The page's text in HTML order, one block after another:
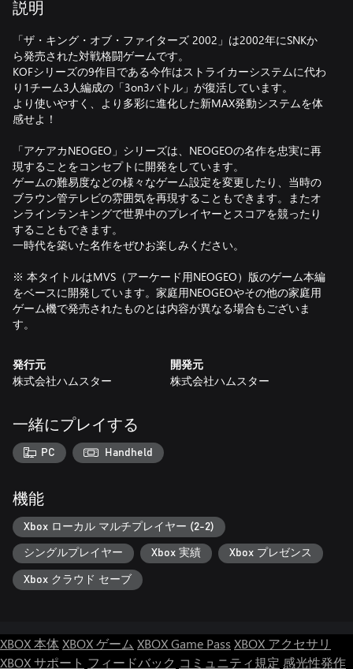
説明
「ザ・キング・オブ・ファイターズ 2002」は2002年にSNKか
ら発売された対戦格闘ゲームです。
KOFシリーズの9作目である今作はストライカーシステムに代わ
り1チーム3人編成の「3on3バトル」が復活しています。
より使いやすく、より多彩に進化した新MAX発動システムを体
感せよ！
「アケアカNEOGEO」シリーズは、NEOGEOの名作を忠実に再
現することをコンセプトに開発をしています。
ゲームの難易度などの様々なゲーム設定を変更したり、当時の
ブラウン管テレビの雰囲気を再現することもできます。またオ
ンラインランキングで世界中のプレイヤーとスコアを競ったり
することもできます。
一時代を築いた名作をぜひお楽しみください。
※ 本タイトルはMVS（アーケード用NEOGEO）版のゲーム本編
をベースに開発しています。家庭用NEOGEOやその他の家庭用
ゲーム機で発売されたものとは内容が異なる場合もございま
す。
発行元
株式会社ハムスター
開発元
株式会社ハムスター
一緒にプレイする
PC Handheld
機能
Xbox ローカル マルチプレイヤー (2-2)
シングルプレイヤー Xbox 実績 Xbox プレゼンス
Xbox クラウド セーブ
XBOX 本体XBOX ゲーム XBOX Game Pass XBOX アクセサリ
XBOX サポート フィードバック コミュニティ規定 感光性発作